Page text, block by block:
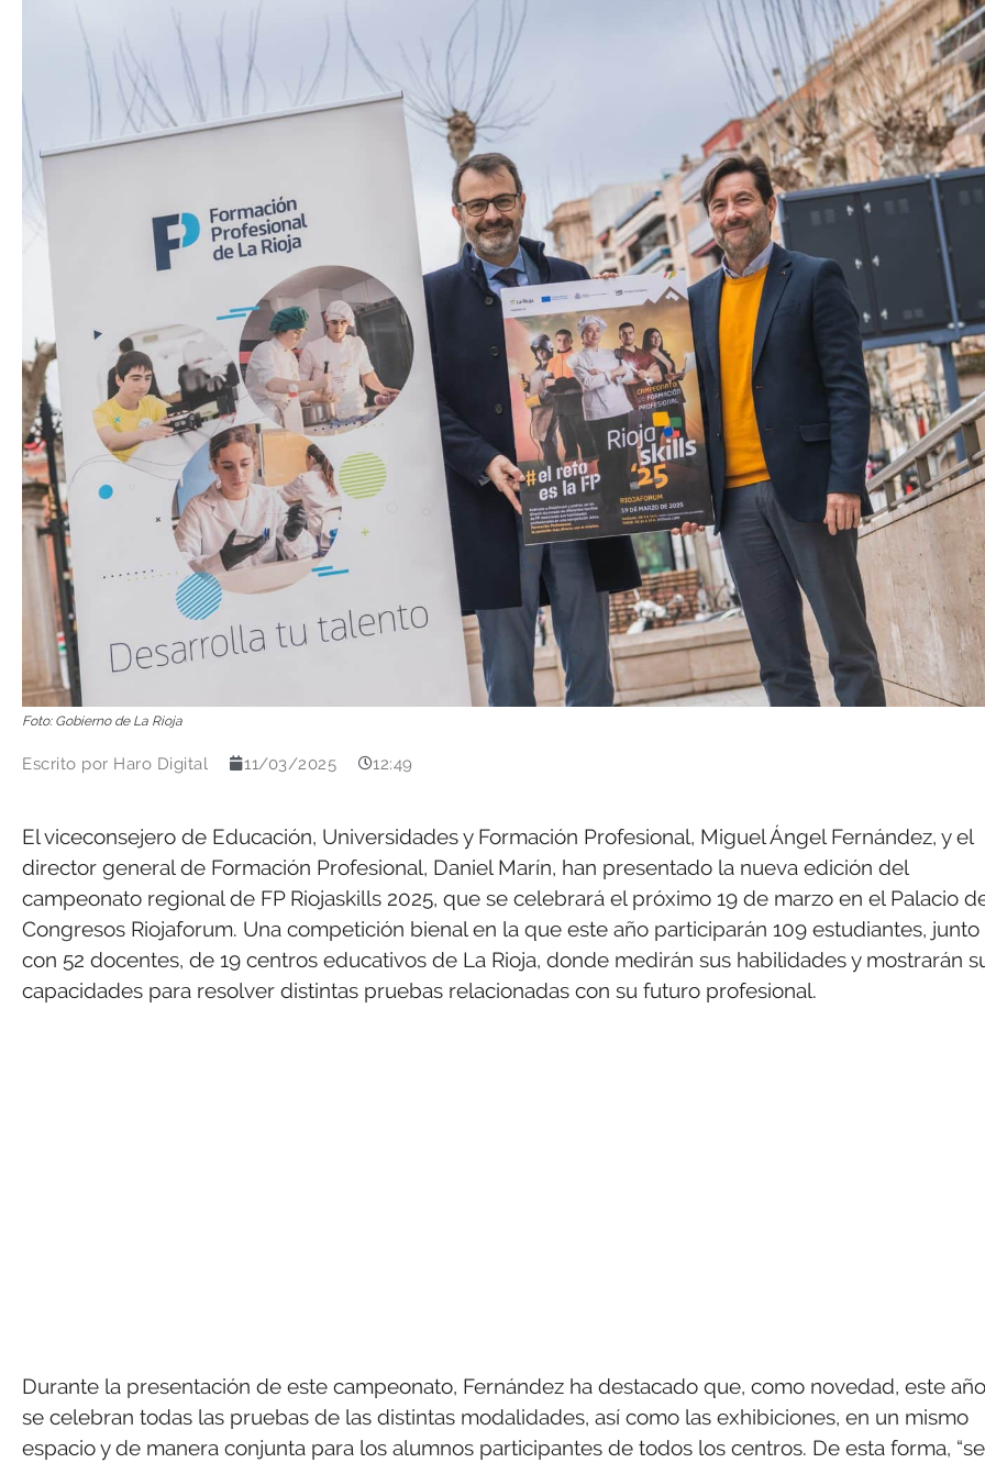
Foto: Gobierno de La Rioja
Escrito por Haro Digital 11/03/2025 12:49
El viceconsejero de Educación, Universidades y Formación Profesional, Miguel Ángel Fernández, y el
director general de Formación Profesional, Daniel Marín, han presentado la nueva edición del
campeonato regional de FP Riojaskills 2025, que se celebrará el próximo 19 de marzo en el Palacio
Congresos Riojaforum. Una competición bienal en la que este año participarán 109 estudiantes, junto
con 52 docentes, de 19 centros educativos de La Rioja, donde medirán sus habilidades y mostrarán
capacidades para resolver distintas pruebas relacionadas con su futuro profesional.
Durante la presentación de este campeonato, Fernández ha destacado que, como novedad, este año
se celebran todas las pruebas de las distintas modalidades, así como las exhibiciones, en un mismo
espacio y de manera conjunta para los alumnos participantes de todos los centros. De esta forma, “se